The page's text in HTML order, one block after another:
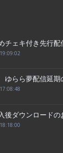
チェキ付き先行配
らら夢配信延期
後ダウンロードの